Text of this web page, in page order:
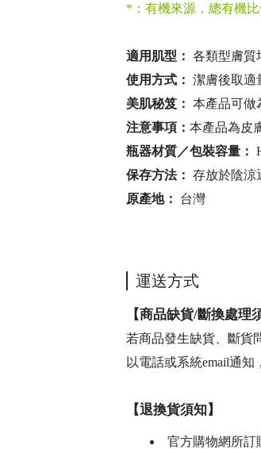
*：有機來源，總有機
適用肌型： 各類型膚質
使用方式： 潔膚後取適
美肌秘笈： 本產品可做
注意事項： 本產品為皮
瓶器材質／包裝容量：
保存方法： 存放於陰涼
原產地：
台灣
運送方式
【商品缺貨/斷換處理
若商品發生缺貨、斷貨
以電話或系統email通知
【退換貨須知】
官方購物網所訂